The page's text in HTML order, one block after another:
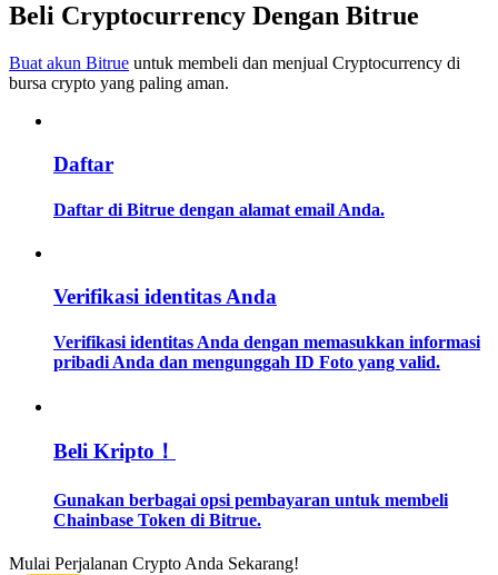
Memandu
Pelajari cara untuk tetap menghasilkan keuntungan
Beli Cryptocurrency Dengan Bitrue
Buat akun Bitrue untuk membeli dan menjual Cryptocurrency di
bursa crypto yang paling aman.
Daftar
Daftar di Bitrue dengan alamat email Anda.
Verifikasi identitas Anda
Verifikasi identitas Anda dengan memasukkan informasi
pribadi Anda dan mengunggah ID Foto yang valid.
Beli Kripto！
Gunakan berbagai opsi pembayaran untuk membeli
Chainbase Token di Bitrue.
Mulai Perjalanan Crypto Anda Sekarang!